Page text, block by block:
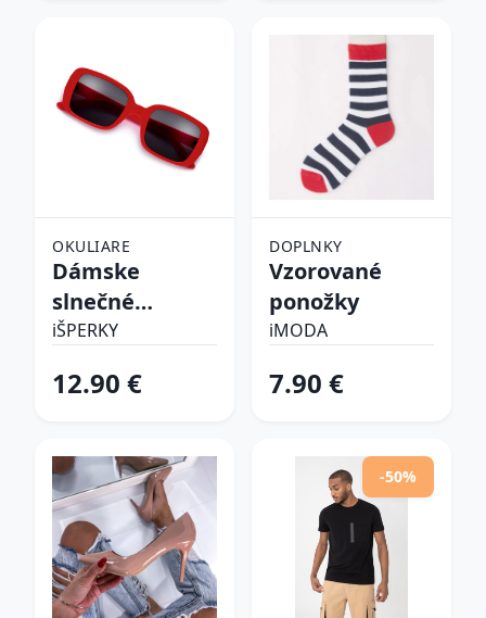
OKULIARE
Dámske
slnečné
okuliare
iŠPERKY
12.90 €
DOPLNKY
Vzorované
ponožky
iMODA
7.90 €
-50%